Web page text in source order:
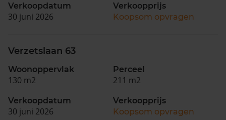
Verkoopdatum
30 juni 2026
Verkoopprijs
Koopsom opvragen
Verzetslaan 63
Woonoppervlak
130 m2
Perceel
211 m2
Verkoopdatum
30 juni 2026
Verkoopprijs
Koopsom opvragen